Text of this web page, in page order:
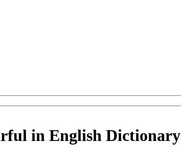
in English Dictionary